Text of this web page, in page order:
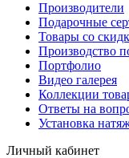
Производители
Подарочные
Товары со
Производство
Портфолио
Видео галерея
Коллекции
Ответы на
Установка
Личный кабинет